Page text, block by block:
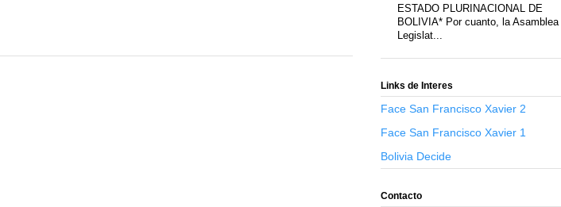
ESTADO PLURINACIONAL DE
BOLIVIA* Por cuanto, la Asamblea
Legislat...
Links de Interes
Face San Francisco Xavier 2
Face San Francisco Xavier 1
Bolivia Decide
Contacto